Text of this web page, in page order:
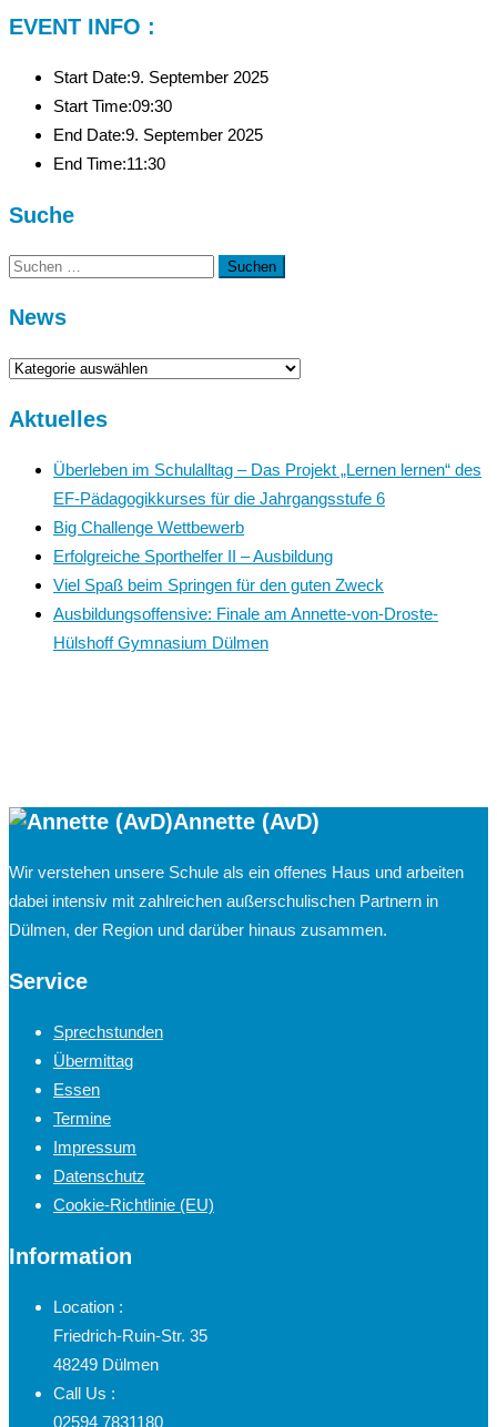
EVENT INFO :
Start Date:9. September 2025
Start Time:09:30
End Date:9. September 2025
End Time:11:30
Suche
Suchen
News
News
Aktuelles
Überleben im Schulalltag – Das Projekt „Lernen lernen“ des
EF-Pädagogikkurses für die Jahrgangsstufe 6
Big Challenge Wettbewerb
Erfolgreiche Sporthelfer II – Ausbildung
Viel Spaß beim Springen für den guten Zweck
Ausbildungsoffensive: Finale am Annette-von-Droste-
Hülshoff Gymnasium Dülmen
Annette (AvD)
Wir verstehen unsere Schule als ein offenes Haus und arbeiten
dabei intensiv mit zahlreichen außerschulischen Partnern in
Dülmen, der Region und darüber hinaus zusammen.
Service
Sprechstunden
Übermittag
Essen
Termine
Impressum
Datenschutz
Cookie-Richtlinie (EU)
Information
Location :
Friedrich-Ruin-Str. 35
48249 Dülmen
Call Us :
02594 7831180